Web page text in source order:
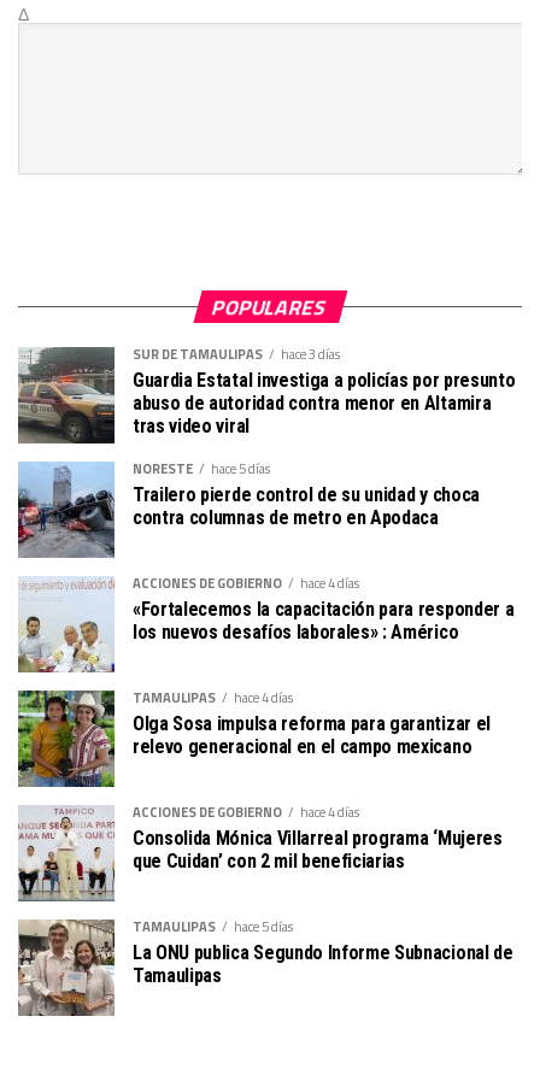
Δ
POPULARES
SUR DE TAMAULIPAS hace 3 días
Guardia Estatal investiga a policías por presunto
abuso de autoridad contra menor en Altamira
tras video viral
NORESTE hace 5 días
Trailero pierde control de su unidad y choca
contra columnas de metro en Apodaca
ACCIONES DE GOBIERNO hace 4 días
«Fortalecemos la capacitación para responder a
los nuevos desafíos laborales» : Américo
TAMAULIPAS hace 4 días
Olga Sosa impulsa reforma para garantizar el
relevo generacional en el campo mexicano
ACCIONES DE GOBIERNO hace 4 días
Consolida Mónica Villarreal programa ‘Mujeres
que Cuidan’ con 2 mil beneficiarias
TAMAULIPAS hace 5 días
La ONU publica Segundo Informe Subnacional de
Tamaulipas